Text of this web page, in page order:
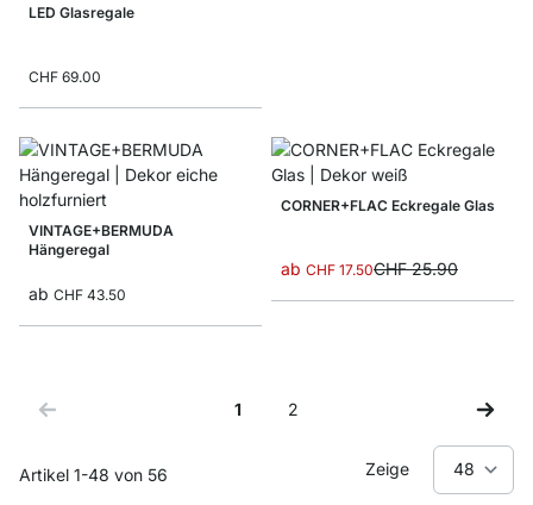
LED Glasregale
CHF 69.00
VINTAGE+BERMUDA
Hängeregal
ab CHF 43.50
CORNER+FLAC Eckregale Glas
ab CHF 17.50CHF 25.90
Artikel 1-48 von 56
Sie lesen gerade Seite
1
Seite
2
Zeige